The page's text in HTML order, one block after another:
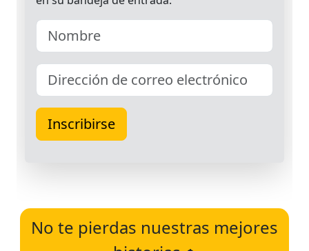
No te pierdas nuestras mejores